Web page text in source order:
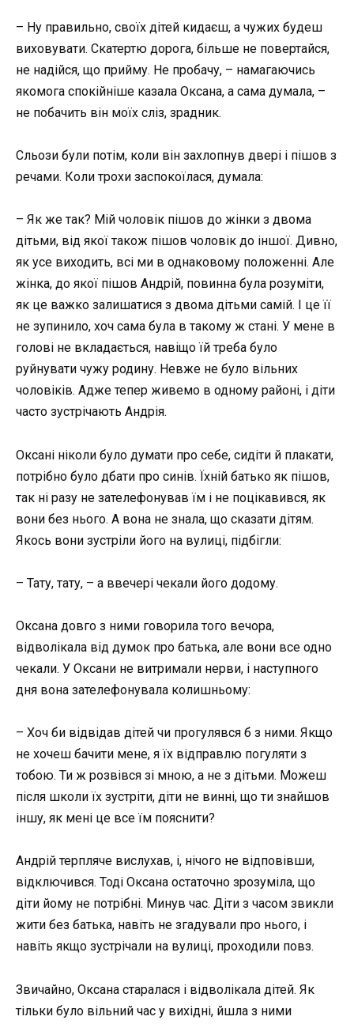
– Ну правильно, своїх дітей кидаєш, а чужих будеш
виховувати. Скатертю дорога, більше не повертайся,
не надійся, що прийму. Не пробачу, – намагаючись
якомога спокійніше казала Оксана, а сама думала, –
не побачить він моїх сліз, зрадник.
Сльози були потім, коли він захлопнув двері і пішов з
речами. Коли трохи заспокоїлася, думала:
– Як же так? Мій чоловік пішов до жінки з двома
дітьми, від якої також пішов чоловік до іншої. Дивно,
як усе виходить, всі ми в однаковому положенні. Але
жінка, до якої пішов Андрій, повинна була розуміти,
як це важко залишатися з двома дітьми самій. І це її
не зупинило, хоч сама була в такому ж стані. У мене в
голові не вкладається, навіщо їй треба було
руйнувати чужу родину. Невже не було вільних
чоловіків. Адже тепер живемо в одному районі, і діти
часто зустрічають Андрія.
Оксані ніколи було думати про себе, сидіти й плакати,
потрібно було дбати про синів. Їхній батько як пішов,
так ні разу не зателефонував їм і не поцікавився, як
вони без нього. А вона не знала, що сказати дітям.
Якось вони зустріли його на вулиці, підбігли:
– Тату, тату, – а ввечері чекали його додому.
Оксана довго з ними говорила того вечора,
відволікала від думок про батька, але вони все одно
чекали. У Оксани не витримали нерви, і наступного
дня вона зателефонувала колишньому:
– Хоч би відвідав дітей чи прогулявся б з ними. Якщо
не хочеш бачити мене, я їх відправлю погуляти з
тобою. Ти ж розвівся зі мною, а не з дітьми. Можеш
після школи їх зустріти, діти не винні, що ти знайшов
іншу, як мені це все їм пояснити?
Андрій терпляче вислухав, і, нічого не відповівши,
відключився. Тоді Оксана остаточно зрозуміла, що
діти йому не потрібні. Минув час. Діти з часом звикли
жити без батька, навіть не згадували про нього, і
навіть якщо зустрічали на вулиці, проходили повз.
Звичайно, Оксана старалася і відволікала дітей. Як
тільки було вільний час у вихідні, йшла з ними